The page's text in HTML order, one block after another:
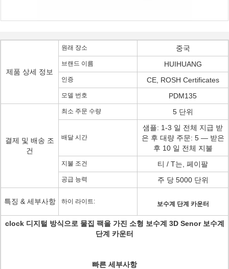
제품 상세 정보
원래 장소 중국
브랜드 이름 HUIHUANG
인증 CE, ROSH Certificates
모델 번호 PDM135
결제 및 배송 조
건
최소 주문 수량 5 단위
배달 시간
샘플: 1-3 일 전체 지급 받
은 후 대량 주문: 5 — 받은
후 10 일 전체 지불
지불 조건 티 / T는, 페이팔
공급 능력 주 당 5000 단위
특징 & 세부사항 하이 라이트: 보수계 단계 카운터
clock 디지털 방식으로 물집 팩을 가진 소형 보수계 3D Senor 보수계
단계 카운터
빠른 세부사항